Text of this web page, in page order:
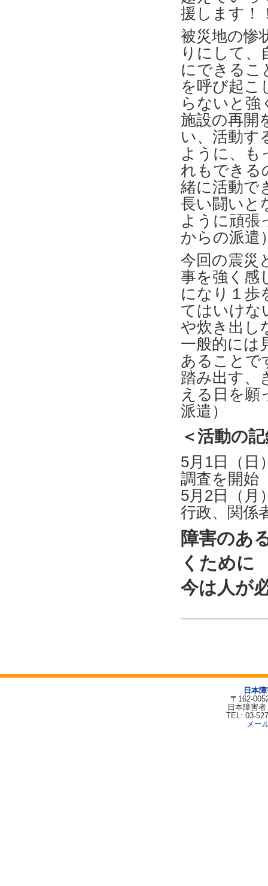
援します！
被災地の惨
りにして、
にできるこ
を呼び起こ
らないと強
施設の再開
い、活動す
ように、も
れもできる
緒に活動で
長い闘いと
ように頑張
からの派遣
今回の震災
事を強く感
になり１歩
てはいけな
や炊き出し
一般的には
あることで
踏み出す、
える日を願
派遣）
＜活動の
5月1日（日
調査を開始
5月2日（月
行政、関係
障害のあ
くために
今は人が
日本
〒162-
日本障害
TEL: 03-
メー